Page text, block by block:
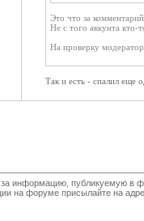
Это что за
Не с того аккунта кто-
На проверку
Так и есть - спалил еще
за информацию, публикуемую
на форуме присылайте на